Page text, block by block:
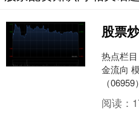
热点栏
金流向
（
间（截
得净....
阅读：